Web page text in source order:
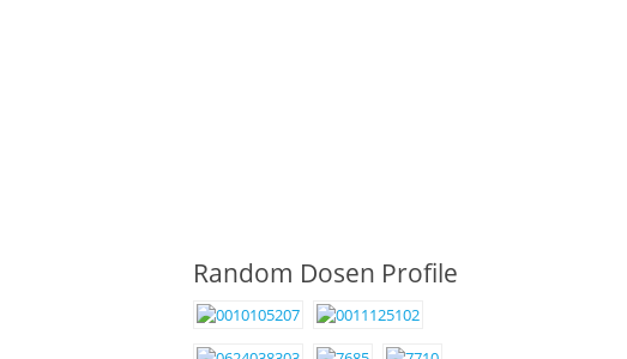
Random Dosen Profile